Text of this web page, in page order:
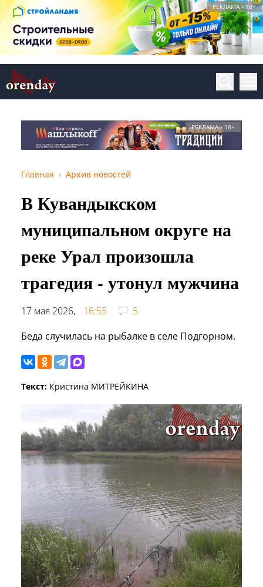
РЕКЛАМА • 18+
РЕКЛАМА • 18+
Главная Архив новостей
В Кувандыкском
муниципальном округе на
реке Урал произошла
трагедия - утонул мужчина
17 мая 2026, 16:55
5
Беда случилась на рыбалке в селе Подгорном.
Текст: Кристина МИТРЕЙКИНА